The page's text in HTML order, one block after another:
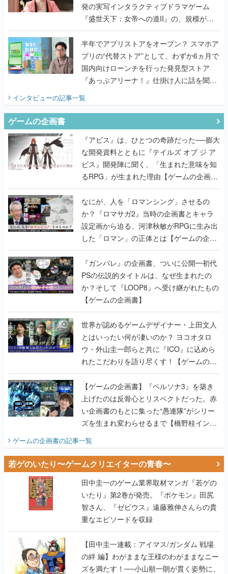
発の実写インタラクティブドラマゲーム
『盛世天下：女帝への道II』の、規模が違
うこだわりをプロデューサーに聞いた
半年でアプリストアをオープン？ スマホア
プリの“代替ストア”として、わずか6ヵ月で
国内向けローンチを行った発見型ストア
『あっぷアリーナ！』仕掛け人に話を聞い
インタビューの記事一覧
ゲームの企画書
『アビス』は、ひとつの奇跡だった──膨大
な開発資料とともに『テイルズ オブ ジ ア
ビス』開発陣に聞く、「生まれた意味を知
るRPG」が生まれた理由【ゲームの企画
書】
なにが、人を「ロマンシング」させるの
か？『ロマサガ2』当時の企画書とキャラ
設定画から迫る、河津秋敏がRPGに生み出
した「ロマン」の正体とは【ゲームの企画
書】
『ガンパレ』の企画書、ついに公開━初代
PSの伝説的タイトルは、なぜ生まれたの
か？そして『LOOP8』へ受け継がれたもの
【ゲームの企画書】
世界が認めるゲームデザイナー・上田文人
とはいったい何が凄いのか？ ヨコオタロ
ウ・外山圭一郎らと共に『ICO』に込めら
れたこだわりを語り尽くす！【ゲームの企
画書】
【ゲームの企画書】『ペルソナ3』を築き
上げたのは反骨心とリスペクトだった。赤
い企画書のもとに集った“愚連隊”がシリー
ズを生まれ変わらせるまで【橋野桂インタ
ゲームの企画書の記事一覧
若ゲのいたり〜ゲームクリエイターの青春〜
田中圭一のゲーム業界取材マンガ『若ゲの
いたり』第2巻が発売。『ポケモン』田尻
智さん、『ゼビウス』遠藤雅伸さんらの貴
重なエピソードを収録
【田中圭一連載：アイマス/ガンダム 戦場
の絆 編】わがままな王様のわがままなニー
ズを満たす！──小山順一朗が貫く姿勢に、